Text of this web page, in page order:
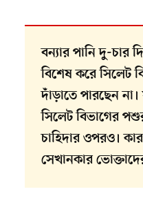
বন্যার পানি দু-চার
বিশেষ করে সিলেট
দাঁড়াতে পারছেন
সিলেট বিভাগের
চাহিদার ওপরও।
সেখানকার